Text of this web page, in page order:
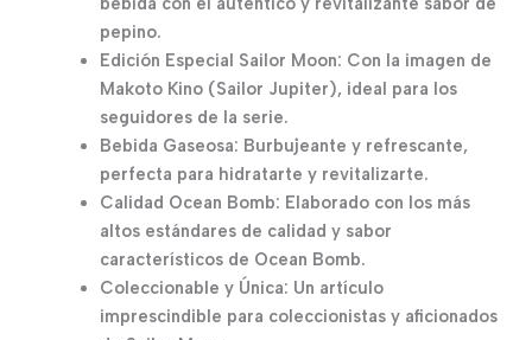
pepino.
Edición Especial Sailor Moon: Con la imagen de
Makoto Kino (Sailor Jupiter), ideal para los
seguidores de la serie.
Bebida Gaseosa: Burbujeante y refrescante,
perfecta para hidratarte y revitalizarte.
Calidad Ocean Bomb: Elaborado con los más
altos estándares de calidad y sabor
característicos de Ocean Bomb.
Coleccionable y Única: Un artículo
imprescindible para coleccionistas y aficionados